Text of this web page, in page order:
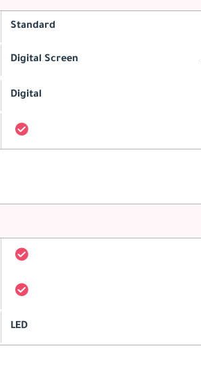
Standard
Digital Screen
Digital
LED